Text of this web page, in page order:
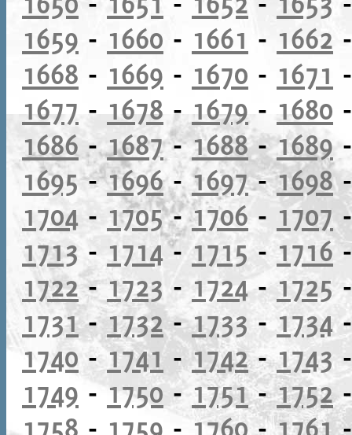
1659 - 1660 - 1661 - 1662
1668 - 1669 - 1670 - 1671
1677 - 1678 - 1679 - 1680
1686 -1687-1688-1689
1695-1696- 1697-1698
1704 - 1705-1706 - 1707
1713 - 1714- 1715-1716
1722-1723 - 1724-1725
1731-1732-1733 - 1734
1740 -1741-1742-1743
1749 -1750-1751-1752
1758 - 1759 -1760-1761